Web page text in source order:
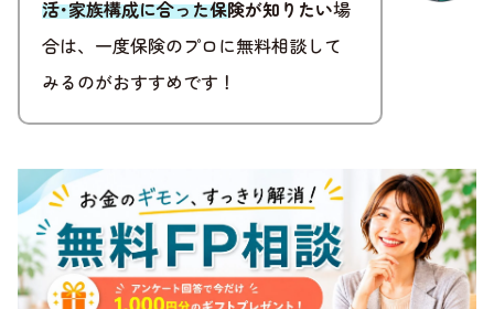
活･家族構成に合った保険が知りたい場
合は、一度保険のプロに無料相談して
みるのがおすすめです！